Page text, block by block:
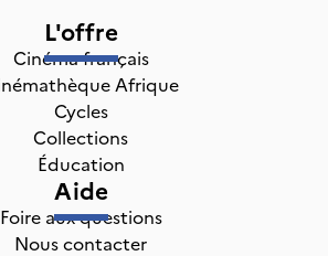
L'offre
Cinéma français
Afrique
Cycles
Collections
Éducation
Aide
Foire aux questions
Nous contacter